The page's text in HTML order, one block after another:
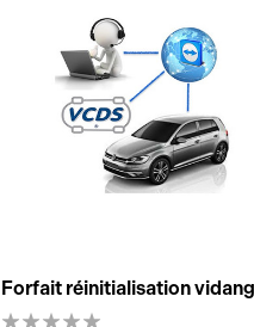
Forfait réinitialisation